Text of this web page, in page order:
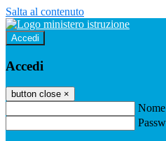
Salta al contenuto
Accedi
Accedi
button close ×